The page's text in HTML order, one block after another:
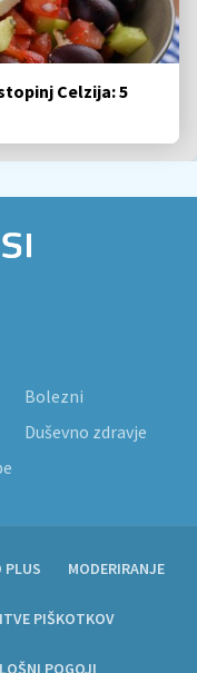
Celzija: 5
Bolezni
Duševno zdravje
PLUS MODERIRANJE
PIŠKOTKOV
POGOJI